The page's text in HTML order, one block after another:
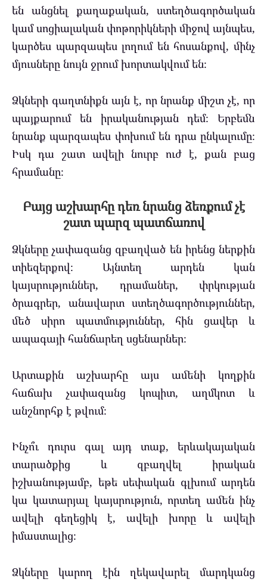
են անցնել քաղաքական, ստեղծագործական
կամ սոցիալական փոթորիկների միջով այնպես,
կարծես պարզապես լողում են հոսանքով, մինչ
մյուսները նույն ջրում խորտակվում են։
Ձկների գաղտնիքն այն է, որ նրանք միշտ չէ, որ
պայքարում են իրականության դեմ։ Երբեմն
նրանք պարզապես փոխում են դրա ընկալումը։
Իսկ դա շատ ավելի նուրբ ուժ է, քան բաց
հրամանը։
Բայց աշխարհը դեռ նրանց ձեռքում չէ
շատ պարզ պատճառով
Ձկները չափազանց զբաղված են իրենց ներքին
տիեզերքով։ Այնտեղ արդեն կան
կայսրություններ, դրամաներ, փրկության
ծրագրեր, անավարտ ստեղծագործություններ,
մեծ սիրո պատմություններ, հին ցավեր և
ապագայի հանճարեղ սցենարներ։
Արտաքին աշխարհը այս ամենի կողքին
հաճախ չափազանց կոպիտ, աղմկոտ և
անշնորհք է թվում։
Ինչո՞ւ դուրս գալ այդ տաք, երևակայական
տարածքից և զբաղվել իրական
իշխանությամբ, եթե սեփական գլխում արդեն
կա կատարյալ կայսրություն, որտեղ ամեն ինչ
ավելի գեղեցիկ է, ավելի խորը և ավելի
իմաստալից։
Ձկները կարող էին ղեկավարել մարդկանց